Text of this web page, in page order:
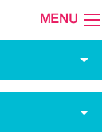
MENU